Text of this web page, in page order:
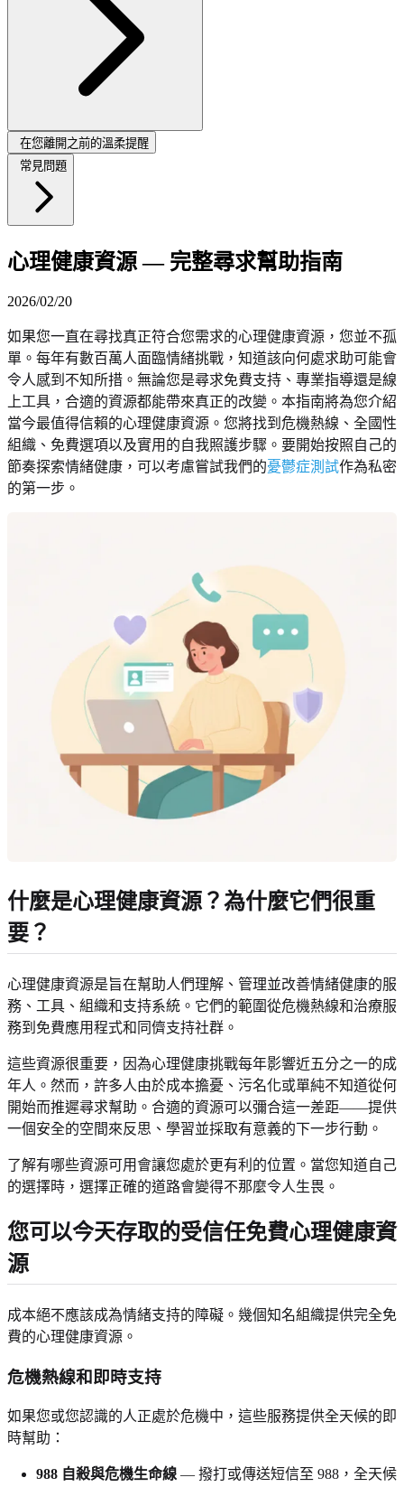
在您離開之前的溫柔提醒
常見問題
心理健康資源 — 完整尋求幫助指南
2026/02/20
如果您一直在尋找真正符合您需求的心理健康資源，您並不孤
單。每年有數百萬人面臨情緒挑戰，知道該向何處求助可能會
令人感到不知所措。無論您是尋求免費支持、專業指導還是線
上工具，合適的資源都能帶來真正的改變。本指南將為您介紹
當今最值得信賴的心理健康資源。您將找到危機熱線、全國性
組織、免費選項以及實用的自我照護步驟。要開始按照自己的
節奏探索情緒健康，可以考慮嘗試我們的憂鬱症測試作為私密
的第一步。
什麼是心理健康資源？為什麼它們很重
要？
心理健康資源是旨在幫助人們理解、管理並改善情緒健康的服
務、工具、組織和支持系統。它們的範圍從危機熱線和治療服
務到免費應用程式和同儕支持社群。
這些資源很重要，因為心理健康挑戰每年影響近五分之一的成
年人。然而，許多人由於成本擔憂、污名化或單純不知道從何
開始而推遲尋求幫助。合適的資源可以彌合這一差距——提供
一個安全的空間來反思、學習並採取有意義的下一步行動。
了解有哪些資源可用會讓您處於更有利的位置。當您知道自己
的選擇時，選擇正確的道路會變得不那麼令人生畏。
您可以今天存取的受信任免費心理健康資
源
成本絕不應該成為情緒支持的障礙。幾個知名組織提供完全免
費的心理健康資源。
危機熱線和即時支持
如果您或您認識的人正處於危機中，這些服務提供全天候的即
時幫助：
988 自殺與危機生命線 — 撥打或傳送短信至 988，全天候